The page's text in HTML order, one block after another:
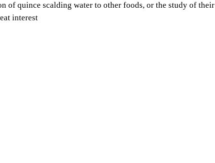
of quince scalding water to other foods, or the study of their
interest